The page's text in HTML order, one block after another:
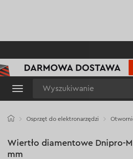
Osprzęt do elektronarzędzi
Wiertło diamentowe Dnipro-
mm